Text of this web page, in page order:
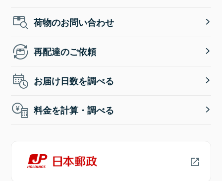
荷物のお問い合わせ
再配達のご依頼
お届け日数を調べる
料金を計算・調べる